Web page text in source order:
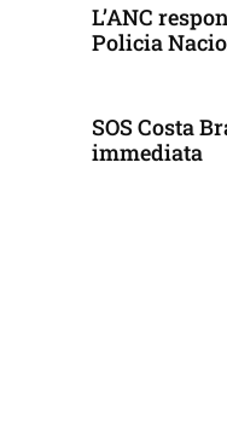
L’ANC
Policia
SOS Costa
immediata